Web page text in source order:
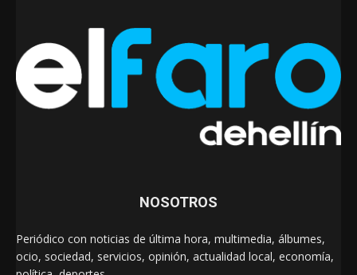
NOSOTROS
Periódico con noticias de última hora, multimedia, álbumes,
ocio, sociedad, servicios, opinión, actualidad local, economía,